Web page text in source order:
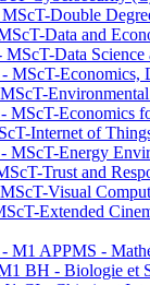
Double
Data and
Data Science
MScT-Economics,
MScT-Economics
Internet of
MScT-Energy
Trust and
Visual
Extended
APPMS -
BH - Biologie et